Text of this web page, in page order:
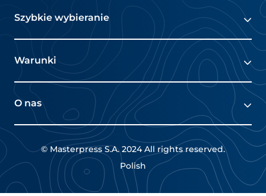
Szybkie wybieranie
Rynki
Oferty pracy
Warunki
Polityka prywatności
Zasady i warunki
RODO
O nas
O nas
CSR
Oferty pracy
© Masterpress S.A. 2024 All rights reserved.
Polish